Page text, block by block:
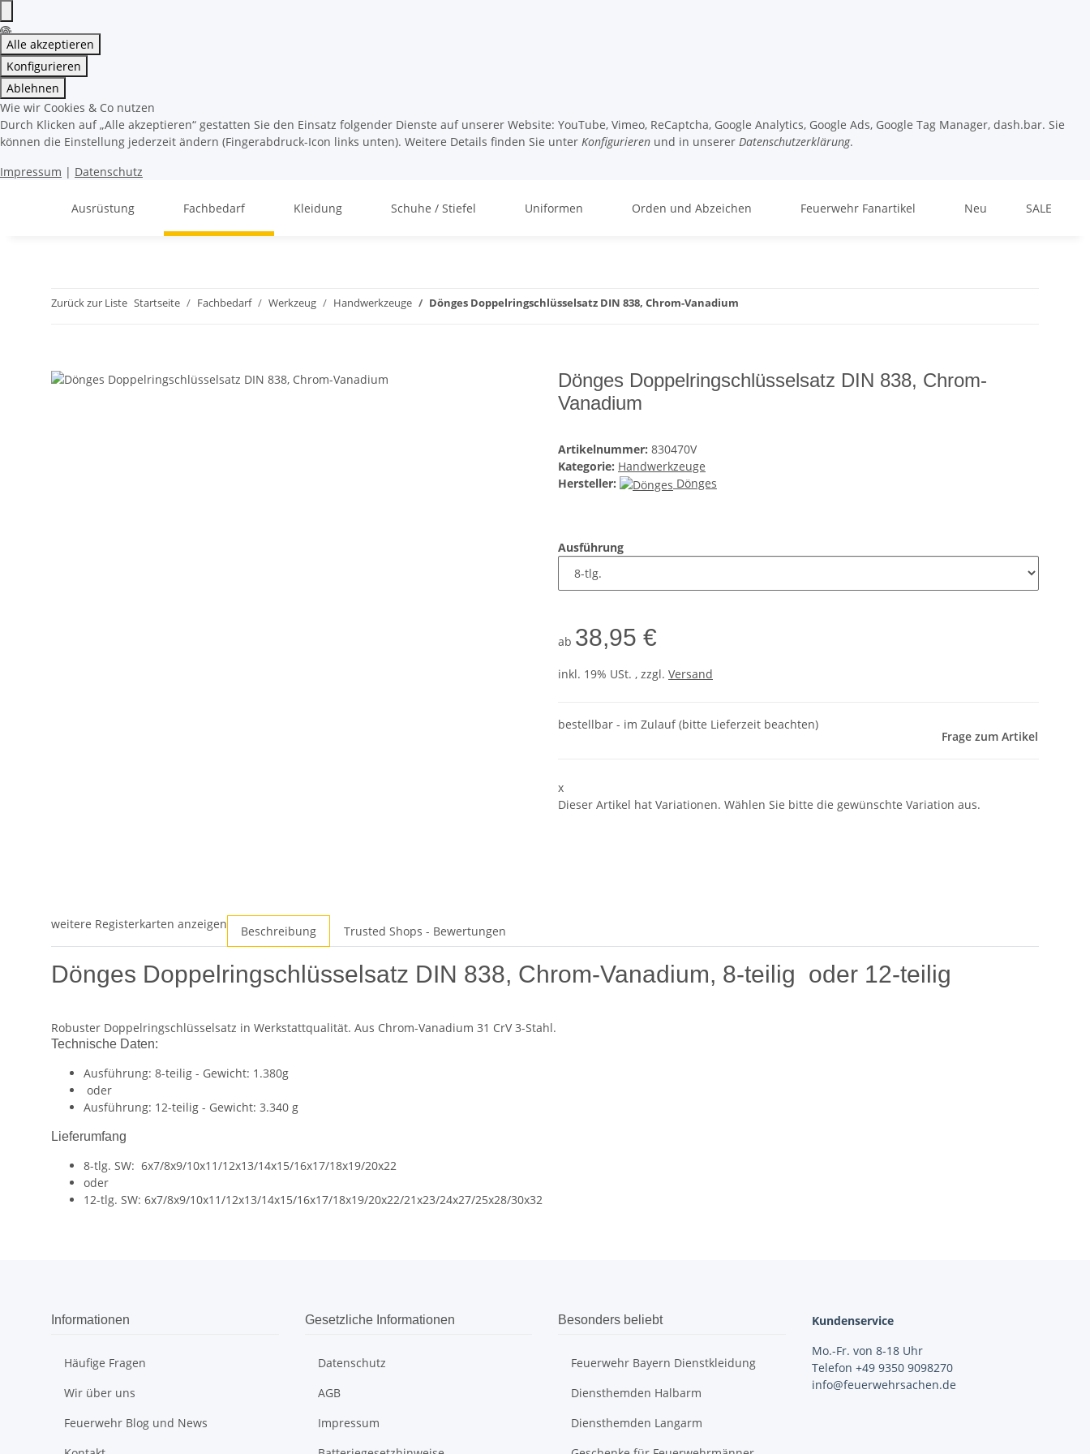
Alle akzeptieren
Konfigurieren
Ablehnen
Wie wir Cookies & Co nutzen
Durch Klicken auf „Alle akzeptieren“ gestatten Sie den Einsatz folgender Dienste auf unserer Website: YouTube, Vimeo, ReCaptcha, Google Analytics, Google Ads, Google Tag Manager, dash.bar. Sie
können die Einstellung jederzeit ändern (Fingerabdruck-Icon links unten). Weitere Details finden Sie unter Konfigurieren und in unserer Datenschutzerklärung.
Impressum | Datenschutz
Ausrüstung Fachbedarf Kleidung Schuhe / Stiefel Uniformen Orden und Abzeichen Feuerwehr Fanartikel Neu SALE
Zurück zur Liste Startseite Fachbedarf Werkzeug Handwerkzeuge Dönges Doppelringschlüsselsatz DIN 838, Chrom-Vanadium
Dönges Doppelringschlüsselsatz DIN 838, Chrom-
Vanadium
Artikelnummer: 830470V
Kategorie: Handwerkzeuge
Hersteller:
Dönges
Ausführung
ab 38,95 €
inkl. 19% USt. , zzgl. Versand
bestellbar - im Zulauf (bitte Lieferzeit beachten)
Frage zum Artikel
x
Dieser Artikel hat Variationen. Wählen Sie bitte die gewünschte Variation aus.
weitere Registerkarten anzeigen Beschreibung Trusted Shops - Bewertungen
Dönges Doppelringschlüsselsatz DIN 838, Chrom-Vanadium, 8-teilig oder 12-teilig
Robuster Doppelringschlüsselsatz in Werkstattqualität. Aus Chrom-Vanadium 31 CrV 3-Stahl.
Technische Daten:
Ausführung: 8-teilig - Gewicht: 1.380g
oder
Ausführung: 12-teilig - Gewicht: 3.340 g
Lieferumfang
8-tlg. SW: 6x7/8x9/10x11/12x13/14x15/16x17/18x19/20x22
oder
12-tlg. SW: 6x7/8x9/10x11/12x13/14x15/16x17/18x19/20x22/21x23/24x27/25x28/30x32
Informationen
Häufige Fragen
Wir über uns
Feuerwehr Blog und News
Gesetzliche Informationen
Datenschutz
AGB
Impressum
Besonders beliebt
Feuerwehr Bayern Dienstkleidung
Diensthemden Halbarm
Diensthemden Langarm
Kundenservice
Mo.-Fr. von 8-18 Uhr
Telefon +49 9350 9098270
info@feuerwehrsachen.de